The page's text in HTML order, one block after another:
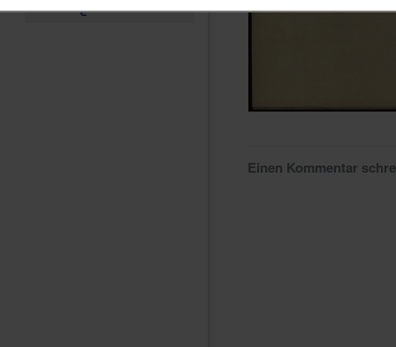
e
Einen Kommentar